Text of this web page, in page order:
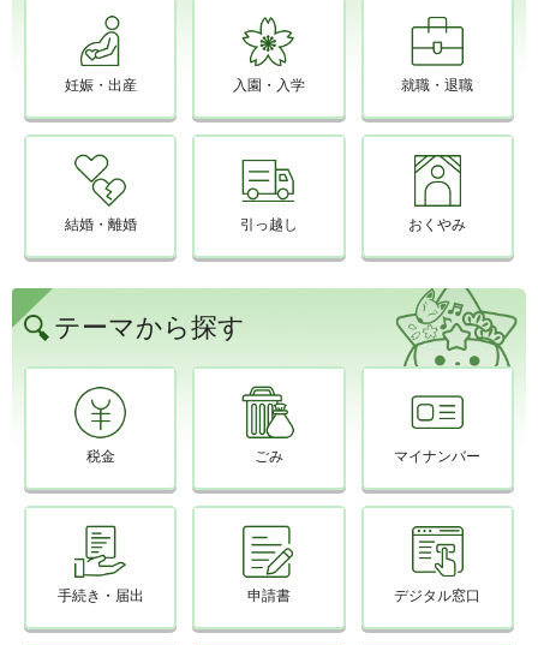
妊娠・出産 入園・入学 就職・退職
結婚・離婚 引っ越し おくやみ
テーマから探す
税金 ごみ マイナンバー
手続き・届出 申請書 デジタル窓口